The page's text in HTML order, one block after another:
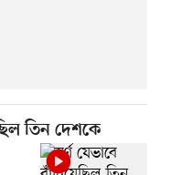
তিন দেশকে